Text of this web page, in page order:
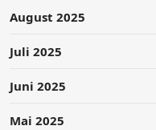
August 2025
Juli 2025
Juni 2025
Mai 2025